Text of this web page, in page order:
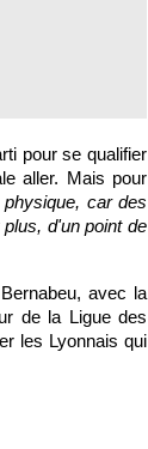
pour se qualifier
aller. Mais pour
car des
d'un point de
avec la
de la Ligue des
les Lyonnais qui